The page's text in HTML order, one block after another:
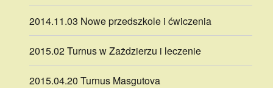
2014.11.03 Nowe przedszkole i ćwiczenia
2015.02 Turnus w Zażdzierzu i leczenie
2015.04.20 Turnus Masgutova